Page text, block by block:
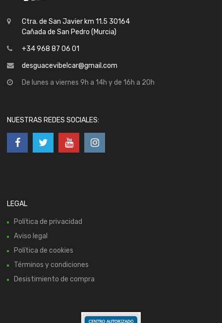
Ctra. de San Javier km 11.5 30164
Cañada de San Pedro (Murcia)
+34 968 87 06 01
desguacevibelcar@gmail.com
De lunes a viernes 9h a 14h y de 16h a 20h
NUESTRAS REDES SOCIALES:
LEGAL
Política de privacidad
Aviso legal
Política de cookies
Términos y condiciones
Desistimiento de compra